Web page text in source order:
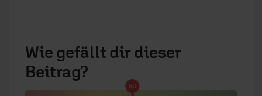
Wie gefällt dir dieser
Beitrag?
50